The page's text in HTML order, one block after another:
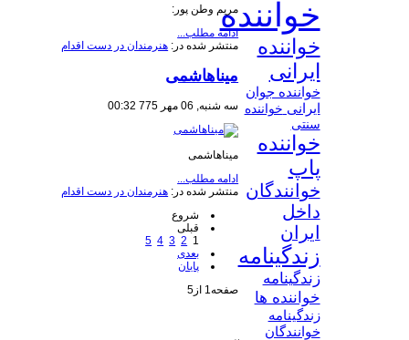
مریم وطن پور:
ادامه مطلب...
منتشر شده در: هنرمندان در دست اقدام
ميناهاشمى
سه شنبه, 06 مهر 775 00:32
ميناهاشمى
ادامه مطلب...
منتشر شده در: هنرمندان در دست اقدام
شروع
قبلی
1
2
3
4
5
بعدی
پایان
صفحه1 از5
خواننده
خواننده
ایرانی
خواننده جوان
ایرانی خواننده
سنتی
خواننده
پاپ
خوانندگان
داخل
ایران
زندگینامه
زندگینامه
خواننده ها
زندگینامه
خوانندگان